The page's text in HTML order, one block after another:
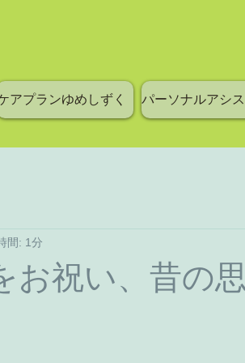
アプランゆめしずく パーソナルアシ
お祝い、昔の
間: 1分